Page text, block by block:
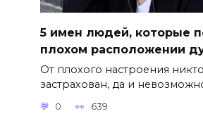
5 имен людей, которые
плохом расположении
От плохого настроения
застрахован, да и
0 639